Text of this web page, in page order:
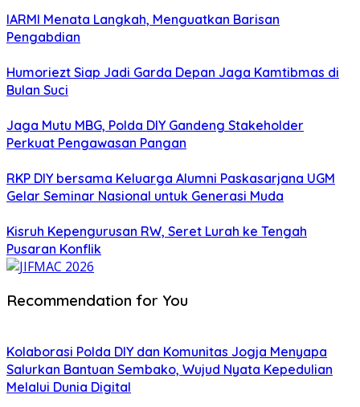
IARMI Menata Langkah, Menguatkan Barisan
Pengabdian
Humoriezt Siap Jadi Garda Depan Jaga Kamtibmas di
Bulan Suci
Jaga Mutu MBG, Polda DIY Gandeng Stakeholder
Perkuat Pengawasan Pangan
RKP DIY bersama Keluarga Alumni Paskasarjana UGM
Gelar Seminar Nasional untuk Generasi Muda
Kisruh Kepengurusan RW, Seret Lurah ke Tengah
Pusaran Konflik
Recommendation for You
Kolaborasi Polda DIY dan Komunitas Jogja Menyapa
Salurkan Bantuan Sembako, Wujud Nyata Kepedulian
Melalui Dunia Digital